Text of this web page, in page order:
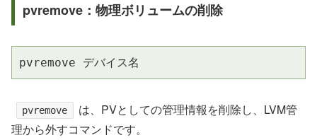
pvremove：物理ボリュームの削除
pvremove デバイス名
pvremove
は、PVとしての管理情報を削除し、LVM管
理から外すコマンドです。